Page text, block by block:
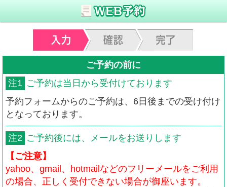
ご予約の前に
注1 ご予約は当日から受付けております
予約フォームからのご予約は、6日後までの受け付け
となっております。
注2 ご予約後には、メールをお送りします
【ご注意】
yahoo、gmail、hotmailなどのフリーメールをご利用
の場合、正しく受付できない場合が御座います。